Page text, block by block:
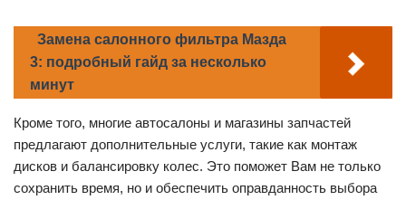
Замена салонного фильтра Мазда
3: подробный гайд за несколько
минут
Кроме того, многие автосалоны и магазины запчастей
предлагают дополнительные услуги, такие как монтаж
дисков и балансировку колес. Это поможет Вам не только
сохранить время, но и обеспечить оправданность выбора